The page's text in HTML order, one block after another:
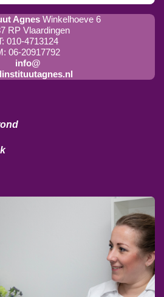
Agnes Winkelhoeve 6
RP Vlaardingen
010-4713124
06-20917792
info@